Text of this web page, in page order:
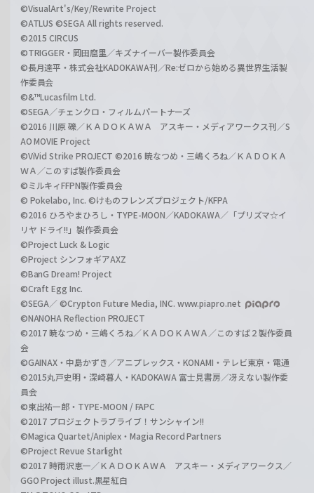
©VisualArt's/Key/Rewrite Project
©ATLUS ©SEGA All rights reserved.
©2015 CIRCUS
©TRIGGER・岡田麿里／キズナイーバー製作委員会
©長月達平・株式会社KADOKAWA刊／Re:ゼロから始める異世界生活製
作委員会
©&™Lucasfilm Ltd.
©SEGA／チェンクロ・フィルムパートナーズ
©2016 川原 礫／ＫＡＤＯＫＡＷＡ アスキー・メディアワークス刊／S
AO MOVIE Project
©ViVid Strike PROJECT ©2016 暁なつめ・三嶋くろね／ＫＡＤＯＫＡ
ＷＡ／このすば製作委員会
©ミルキィFFPN製作委員会
© Pokelabo, Inc. ©けものフレンズプロジェクト/KFPA
©2016 ひろやまひろし・TYPE-MOON／KADOKAWA／「プリズマ☆イ
リヤ ドライ!!」製作委員会
©Project Luck & Logic
©Project シンフォギアAXZ
©BanG Dream! Project
©Craft Egg Inc.
©SEGA／ ©Crypton Future Media, INC. www.piapro.net
©NANOHA Reflection PROJECT
©2017 暁なつめ・三嶋くろね／ＫＡＤＯＫＡＷＡ／このすば２製作委員
会
©GAINAX・中島かずき／アニプレックス・KONAMI・テレビ東京・電通
©2015丸戸史明・深崎暮人・KADOKAWA 富士見書房／冴えない製作委
員会
©東出祐一郎・TYPE-MOON / FAPC
©2017 プロジェクトラブライブ！サンシャイン!!
©Magica Quartet/Aniplex・Magia Record Partners
©Project Revue Starlight
©2017 時雨沢恵一／ＫＡＤＯＫＡＷＡ アスキー・メディアワークス／
GGO Project illust.黒星紅白